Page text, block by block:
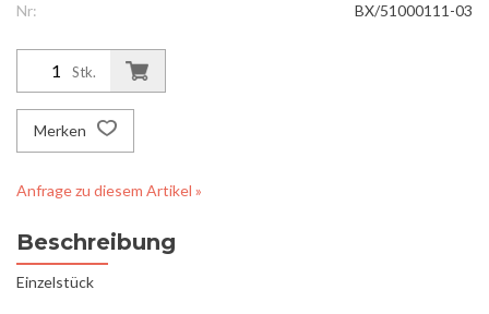
Nr: BX/51000111-03
Stk.
Merken
Anfrage zu diesem Artikel »
Beschreibung
Einzelstück